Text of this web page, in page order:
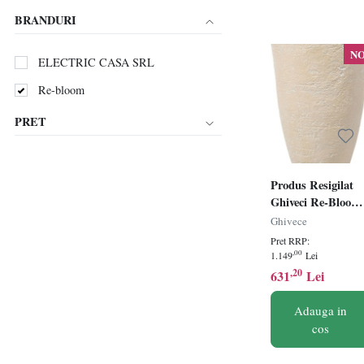
BRANDURI
ELECTRIC CASA SRL
Re-bloom
PRET
Produs Resigilat
Ghiveci Re-Bloom
Camia, argila
fibroasa/polrasina,
diametru 51 cm,
inaltime 71 cm,
85L, 5 kg, UV,
inclus, bej -
Verificat A
Ghivece
Pret RRP:
1.149,00 Lei
631,20 Lei
Adauga in
cos